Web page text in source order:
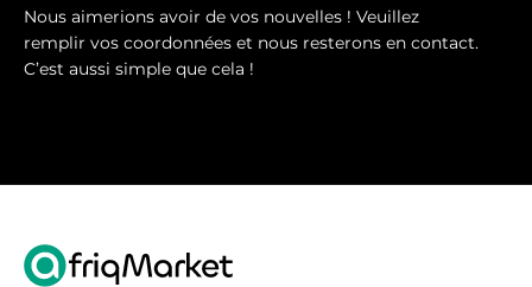
Nous aimerions avoir de vos nouvelles ! Veuillez
remplir vos coordonnées et nous resterons en contact.
C’est aussi simple que cela !